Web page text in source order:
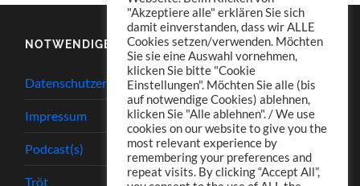
NOTWENDIGES
Datenschutzerklärung
Impressum
Podcast(s)
Tröt
"Akzeptiere alle" erklären Sie sich
damit einverstanden, dass wir ALLE
Cookies setzen/verwenden. Möchten
Sie sie eine Auswahl vornehmen,
klicken Sie bitte "Cookie
Einstellungen". Möchten Sie alle (bis
auf notwendige Cookies) ablehnen,
klicken Sie "Alle ablehnen". / We use
cookies on our website to give you the
most relevant experience by
remembering your preferences and
repeat visits. By clicking “Accept All”,